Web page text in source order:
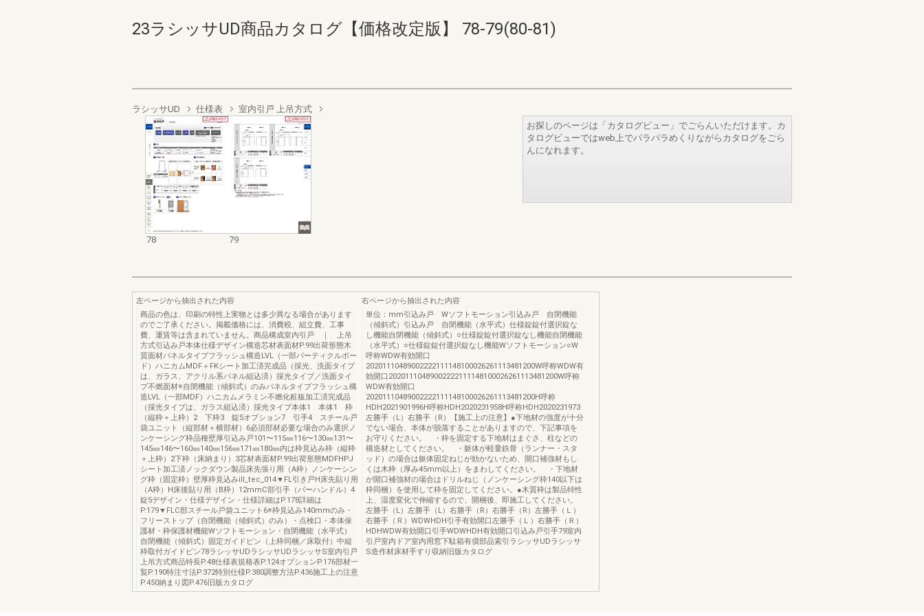
23ラシッサUD商品カタログ【価格改定版】 78-79(80-81)
ラシッサUD 仕様表 室内引戸 上吊方式
78 79
お探しのページは「カタログビュー」でごらんいただけます。カ
タログビューではweb上でパラパラめくりながらカタログをごら
んになれます。
左ページから抽出された内容
商品の色は、印刷の特性上実物とは多少異なる場合があります
のでご了承ください。掲載価格には、消費税、組立費、工事
費、運賃等は含まれていません。商品構成室内引戸 ｜ 上吊
方式引込み戸本体仕様デザイン構造芯材表面材P.99出荷形態木
質面材パネルタイプフラッシュ構造LVL（一部パーティクルボー
ド）ハニカムMDF＋FKシート加工済完成品（採光、洗面タイプ
は、ガラス、アクリル系パネル組込済）採光タイプ／洗面タイ
プ不燃面材※自閉機能（傾斜式）のみパネルタイプフラッシュ構
造LVL（一部MDF）ハニカムメラミン不燃化粧板加工済完成品
（採光タイプは、ガラス組込済）採光タイプ本体1 本体1 枠
（縦枠＋上枠）2 下枠3 錠5オプション7 引手4 スチール戸
袋ユニット（縦部材＋横部材）6必須部材必要な場合のみ選択ノ
ンケーシング枠品種壁厚引込み戸101〜115㎜116〜130㎜131〜
145㎜146〜160㎜140㎜156㎜171㎜180㎜内は枠見込み枠（縦枠
＋上枠）2下枠（床納まり）3芯材表面材P.99出荷形態MDFHPJ
シート加工済ノックダウン製品床先張り用（A枠）ノンケーシン
グ枠（固定枠）壁厚枠見込みill_tec_014▼FL引き戸H床先貼り用
（A枠）H床後貼り用（B枠）12mmC部引手（バーハンドル）4
錠5デザイン・仕様デザイン・仕様詳細はP.178詳細は
P.179▼FLC部スチール戸袋ユニット6※枠見込み140mmのみ・
フリーストップ（自閉機能（傾斜式）のみ）・点検口・本体保
護材・枠保護材機能Wソフトモーション・自閉機能（水平式）
自閉機能（傾斜式）固定ガイドピン（上枠同梱／床取付）中縦
枠取付ガイドピン78ラシッサUDラシッサUDラシッサS室内引戸
上吊方式商品特長P.48仕様表規格表P.124オプションP.176部材一
覧P.190特注寸法P.372特別仕様P.380調整方法P.436施工上の注意
P.450納まり図P.476旧版カタログ
右ページから抽出された内容
単位：mm引込み戸 Wソフトモーション引込み戸 自閉機能
（傾斜式）引込み戸 自閉機能（水平式）仕様錠錠付選択錠な
し機能自閉機能（傾斜式）○仕様錠錠付選択錠なし機能自閉機能
（水平式）○仕様錠錠付選択錠なし機能Wソフトモーション○W
呼称WDW有効開口
20201110489002222111148100026261113481200W呼称WDW有
効開口20201110489002222111148100026261113481200W呼称
WDW有効開口
20201110489002222111148100026261113481200H呼称
HDH2021901996H呼称HDH2020231958H呼称HDH2020231973
左勝手（L）右勝手（R）【施工上の注意】●下地材の強度が十分
でない場合、本体が脱落することがありますので、下記事項を
お守りください。 ・枠を固定する下地材はまぐさ、柱などの
構造材としてください。 ・躯体が軽量鉄骨（ランナー・スタ
ッド）の場合は躯体固定ねじが効かないため、開口補強材もし
くは木枠（厚み45mm以上）をまわしてください。 ・下地材
が開口補強材の場合はドリルねじ（ノンケーシング枠140以下は
枠同梱）を使用して枠を固定してください。●木質枠は製品特性
上、湿度変化で伸縮するので、開梱後、即施工してください。
左勝手（L）左勝手（L）右勝手（R）右勝手（R）左勝手（Ｌ）
右勝手（Ｒ）WDWHDH引手有効開口左勝手（Ｌ）右勝手（Ｒ）
HDHWDW有効開口引手WDWHDH有効開口引込み戸引手79室内
引戸室内ドア室内用窓下駄箱有償部品索引ラシッサUDラシッサ
S造作材床材手すり収納旧版カタログ